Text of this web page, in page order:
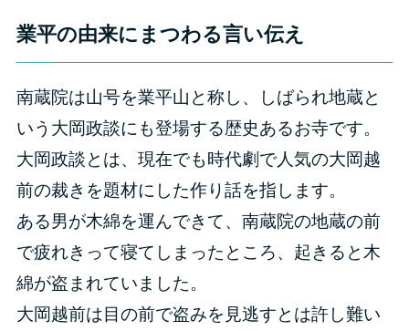
業平の由来にまつわる言い伝え
南蔵院は山号を業平山と称し、しばられ地蔵と
いう大岡政談にも登場する歴史あるお寺です。
大岡政談とは、現在でも時代劇で人気の大岡越
前の裁きを題材にした作り話を指します。
ある男が木綿を運んできて、南蔵院の地蔵の前
で疲れきって寝てしまったところ、起きると木
綿が盗まれていました。
大岡越前は目の前で盗みを見逃すとは許し難い